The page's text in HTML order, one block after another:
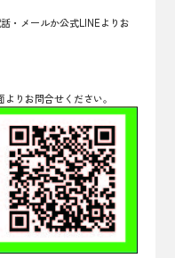
・メールか公式LINEよりお
りお問合せください。